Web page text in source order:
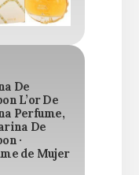
De
L’or De
Perfume,
De
·
de Mujer